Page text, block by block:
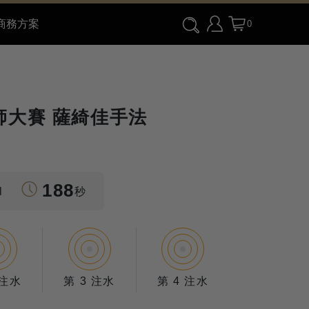
務方案 0
大賽 薩綺佳手法
188秒
水 第 3 注水 第 4 注水